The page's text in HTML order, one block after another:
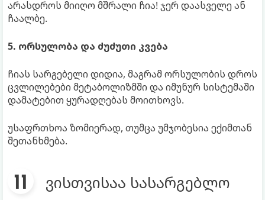
არასდროს მიიღო მშრალი ჩია! ჯერ დაასველე ან
ჩაალბე.
5. ორსულობა და ძუძუთი კვება
ჩიას სარგებელი დიდია, მაგრამ ორსულობის დროს
ცვლილებები მეტაბოლიზმში და იმუნურ სისტემაში
დამატებით ყურადღებას მოითხოვს.
უსაფრთხოა ზომიერად, თუმცა უმჯობესია ექიმთან
შეთანხმება.
ვისთვისაა სასარგებლო